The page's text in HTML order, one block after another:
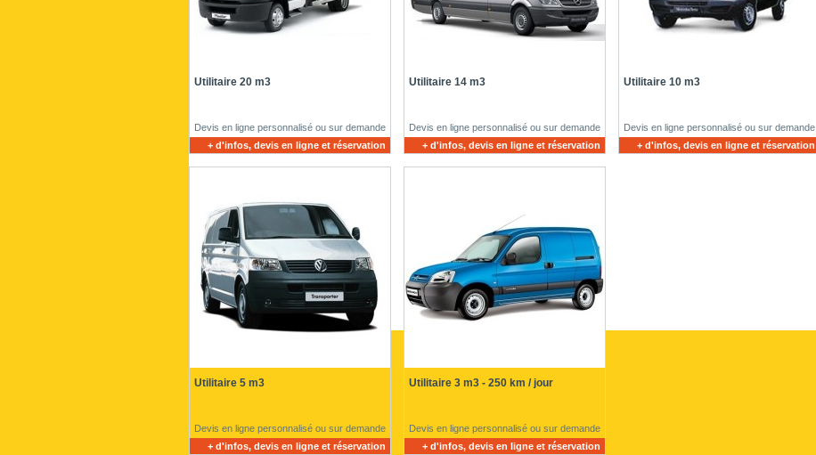
Utilitaire 20 m3
Devis en ligne personnalisé ou sur demande
+ d'infos, devis en ligne et réservation
Utilitaire 14 m3
Devis en ligne personnalisé ou sur demande
+ d'infos, devis en ligne et réservation
Utilitaire 10 m3
Devis en ligne personnalisé ou sur demande
+ d'infos, devis en ligne et réservation
Utilitaire 5 m3
Devis en ligne personnalisé ou sur demande
+ d'infos, devis en ligne et réservation
Utilitaire 3 m3 - 250 km / jour
Devis en ligne personnalisé ou sur demande
+ d'infos, devis en ligne et réservation